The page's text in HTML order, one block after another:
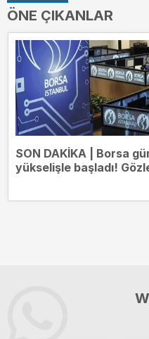
ÖNE ÇIKANLAR
SON DAKİKA | Borsa
yükselişle başladı!